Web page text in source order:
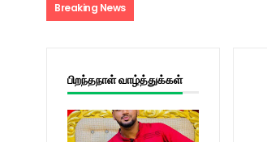
Breaking News
பிறந்தநாள் வாழ்த்துக்கள்